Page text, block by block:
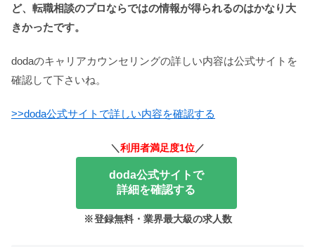
ど、転職相談のプロならではの情報が得られるのはかなり大
きかったです。
dodaのキャリアカウンセリングの詳しい内容は公式サイトを
確認して下さいね。
>>doda公式サイトで詳しい内容を確認する
＼利用者満足度1位／
doda公式サイトで
詳細を確認する
※登録無料・業界最大級の求人数